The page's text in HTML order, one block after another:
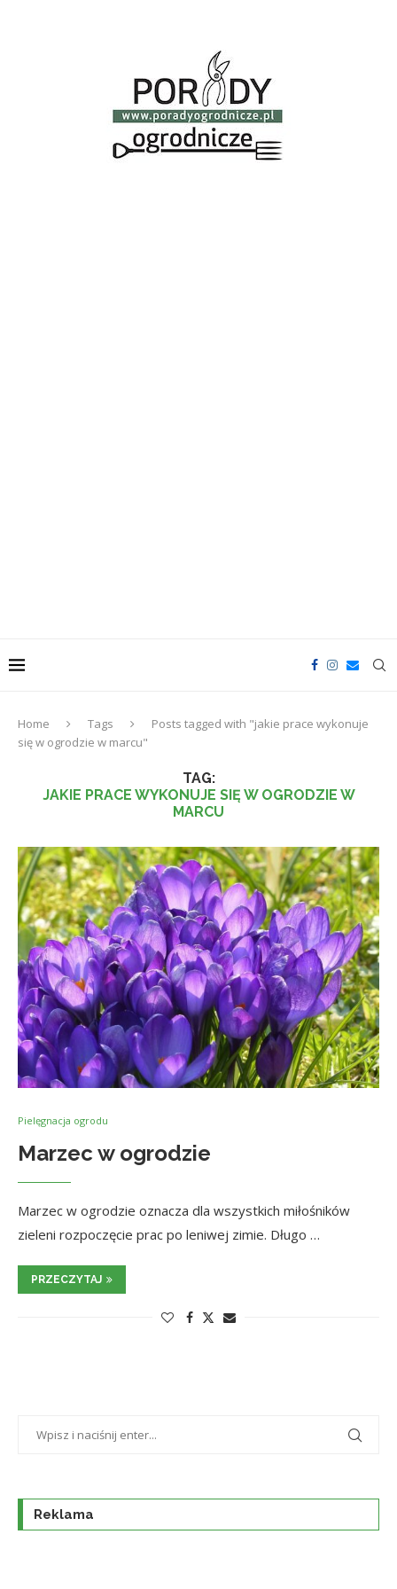
Home Tags
Posts tagged with "jakie prace wykonuje
się w ogrodzie w marcu"
TAG:
JAKIE PRACE WYKONUJE SIĘ W OGRODZIE W
MARCU
Pielęgnacja ogrodu
Marzec w ogrodzie
Marzec w ogrodzie oznacza dla wszystkich miłośników
zieleni rozpoczęcie prac po leniwej zimie. Długo …
PRZECZYTAJ
Reklama